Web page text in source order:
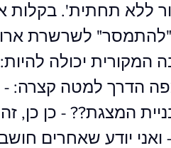
ללא תחתית'.
ו"להתמסר" לשרשרת
יכולה
הדרך למטה קצרה: -
המצגת?? - כן כן,
ואני יודע שאחרים